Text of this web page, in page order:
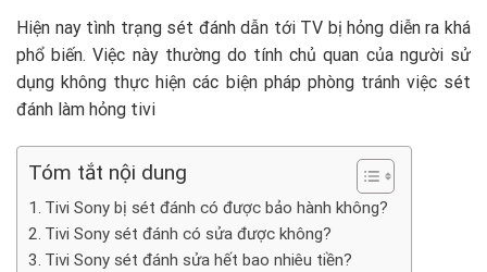
Hiện nay tình trạng sét đánh dẫn tới TV bị hỏng diễn ra khá
phổ biến. Việc này thường do tính chủ quan của người sử
dụng không thực hiện các biện pháp phòng tránh việc sét
đánh làm hỏng tivi
Tóm tắt nội dung
Tivi Sony bị sét đánh có được bảo hành không?
Tivi Sony sét đánh có sửa được không?
Tivi Sony sét đánh sửa hết bao nhiêu tiền?